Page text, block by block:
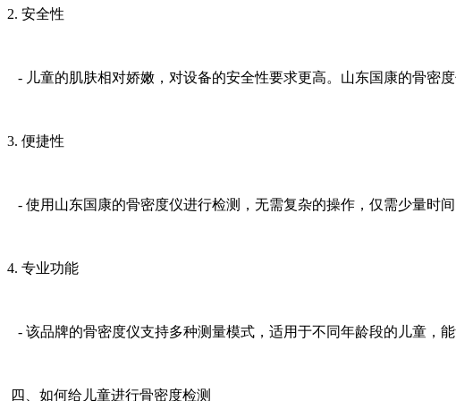
2. 安全性
- 儿童的肌肤相对娇嫩，对设备的安全性要求更高。山东国康的骨密
3. 便捷性
- 使用山东国康的骨密度仪进行检测，无需复杂的操作，仅需少量时
4. 专业功能
- 该品牌的骨密度仪支持多种测量模式，适用于不同年龄段的儿童，
四、如何给儿童进行骨密度检测